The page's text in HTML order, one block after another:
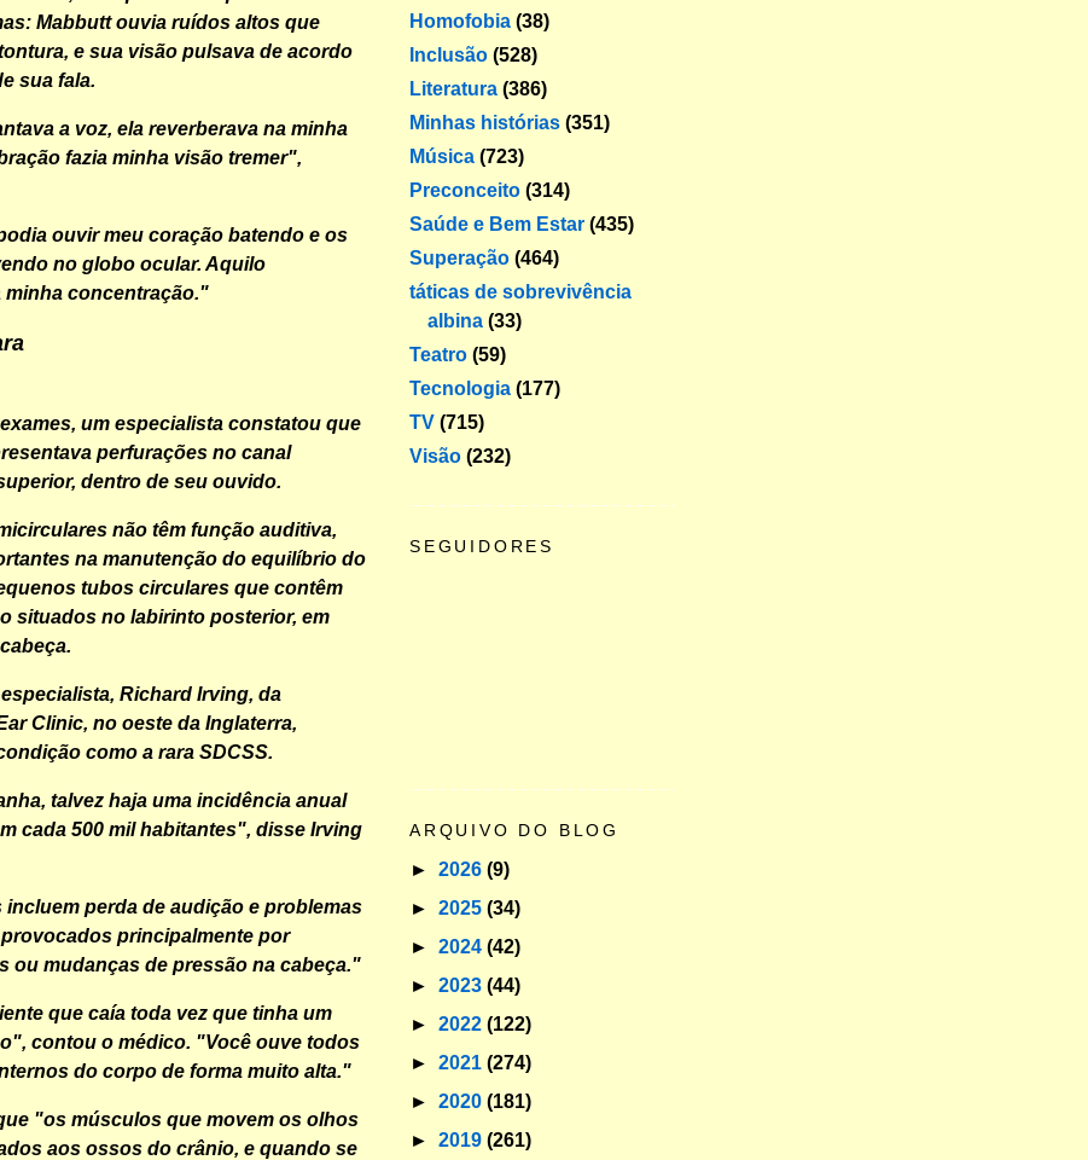
Mabbutt ouvia ruídos altos que
e sua visão pulsava de acordo
sua fala.
a voz, ela reverberava na minha
fazia minha visão tremer",
ouvir meu coração batendo e os
no globo ocular. Aquilo
minha concentração."
um especialista constatou que
perfurações no canal
dentro de seu ouvido.
não têm função auditiva,
na manutenção do equilíbrio do
tubos circulares que contêm
situados no labirinto posterior, em
Richard Irving, da
Clinic, no oeste da Inglaterra,
como a rara SDCSS.
talvez haja uma incidência anual
cada 500 mil habitantes", disse Irving
incluem perda de audição e problemas
principalmente por
ou mudanças de pressão na cabeça."
que caía toda vez que tinha um
contou o médico. "Você ouve todos
do corpo de forma muito alta."
"os músculos que movem os olhos
aos ossos do crânio, e quando se
Homofobia (38)
Inclusão (528)
Literatura (386)
Minhas histórias (351)
Música (723)
Preconceito (314)
Saúde e Bem Estar (435)
Superação (464)
táticas de sobrevivência
albina (33)
Teatro (59)
Tecnologia (177)
TV (715)
Visão (232)
SEGUIDORES
ARQUIVO DO BLOG
► 2026 (9)
► 2025 (34)
► 2024 (42)
► 2023 (44)
► 2022 (122)
► 2021 (274)
► 2020 (181)
► 2019 (261)